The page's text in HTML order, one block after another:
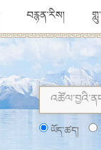
བརྙན་རིས།
ཡོད་ཚད།